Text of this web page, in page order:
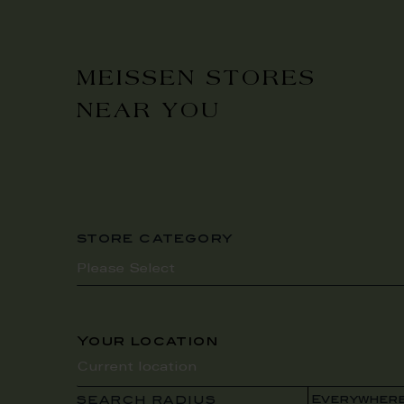
MEISSEN STORES
NEAR YOU
store category
Your location
SEARCH RADIUS